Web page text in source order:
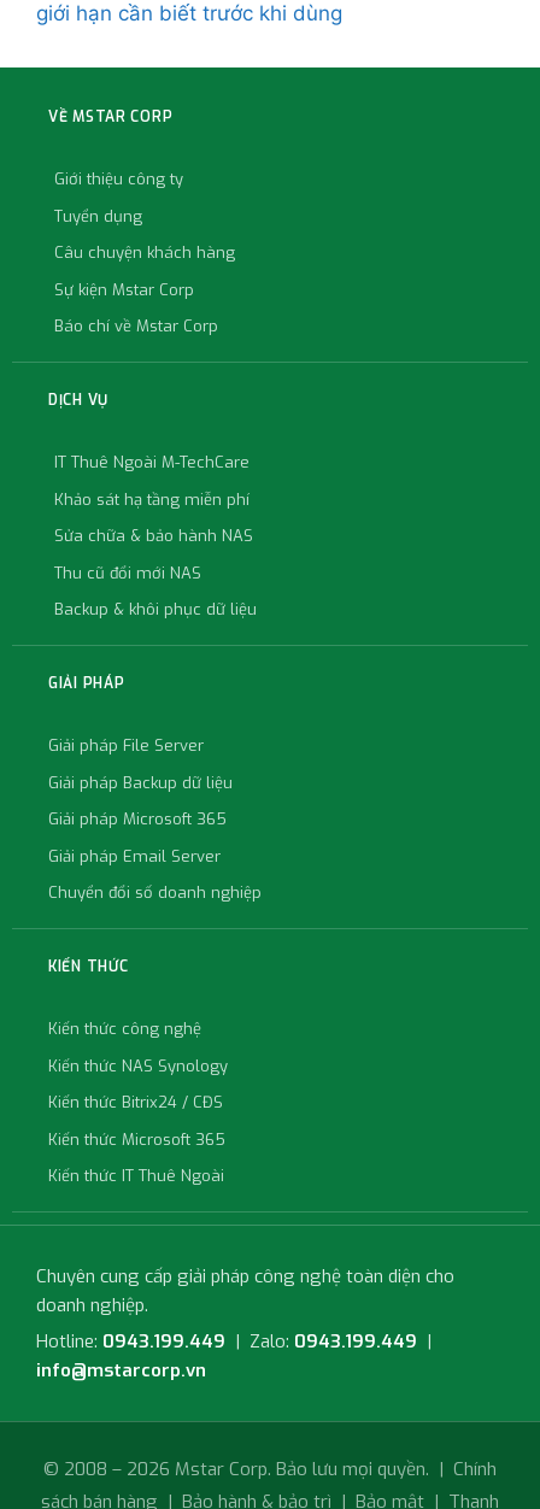
giới hạn cần biết trước khi dùng
VỀ MSTAR CORP
Giới thiệu công ty
Tuyển dụng
Câu chuyện khách hàng
Sự kiện Mstar Corp
Báo chí về Mstar Corp
DỊCH VỤ
IT Thuê Ngoài M-TechCare
Khảo sát hạ tầng miễn phí
Sửa chữa & bảo hành NAS
Thu cũ đổi mới NAS
Backup & khôi phục dữ liệu
GIẢI PHÁP
Giải pháp File Server
Giải pháp Backup dữ liệu
Giải pháp Microsoft 365
Giải pháp Email Server
Chuyển đổi số doanh nghiệp
KIẾN THỨC
Kiến thức công nghệ
Kiến thức NAS Synology
Kiến thức Bitrix24 / CĐS
Kiến thức Microsoft 365
Kiến thức IT Thuê Ngoài
Chuyên cung cấp giải pháp công nghệ toàn diện cho
doanh nghiệp.
Hotline: 0943.199.449 | Zalo: 0943.199.449 |
info@mstarcorp.vn
© 2008 – 2026 Mstar Corp. Bảo lưu mọi quyền. | Chính
sách bán hàng | Bảo hành & bảo trì | Bảo mật | Thanh